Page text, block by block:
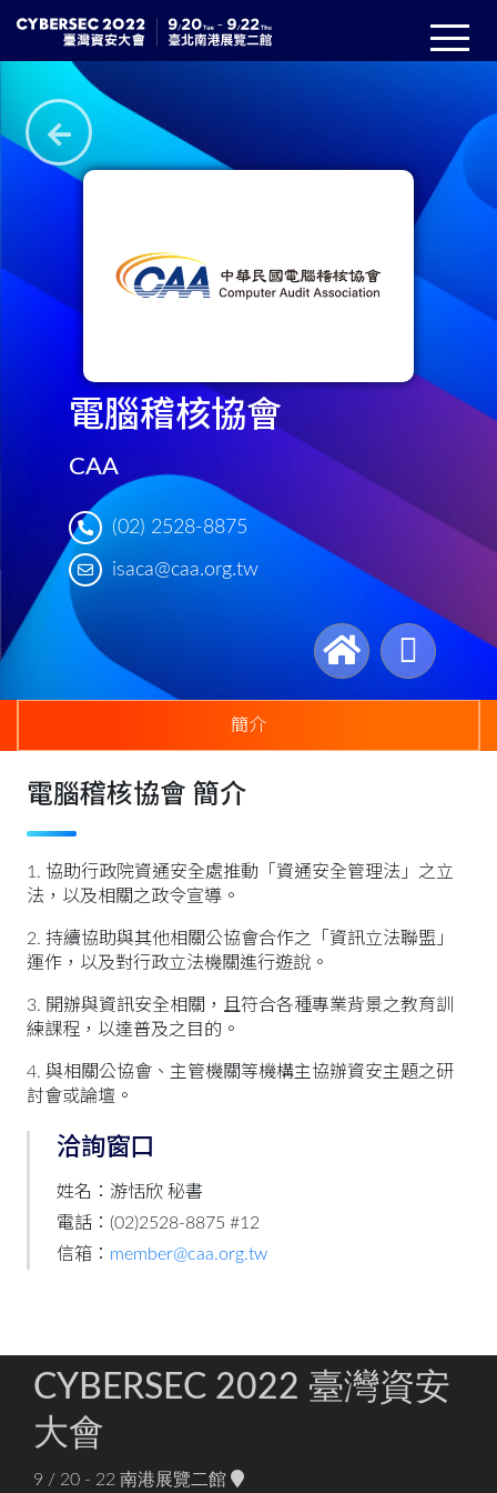
電腦稽核協會
CAA
(02) 2528-8875
isaca@caa.org.tw
簡介
電腦稽核協會 簡介
1. 協助行政院資通安全處推動「資通安全管理法」之立
法，以及相關之政令宣導。
2. 持續協助與其他相關公協會合作之「資訊立法聯盟」
運作，以及對行政立法機關進行遊說。
3. 開辦與資訊安全相關，且符合各種專業背景之教育訓
練課程，以達普及之目的。
4. 與相關公協會、主管機關等機構主協辦資安主題之研
討會或論壇。
洽詢窗口
姓名：游恬欣 秘書
電話：(02)2528-8875 #12
信箱： member@caa.org.tw
CYBERSEC 2022 臺灣資安
大會
9 / 20 - 22 南港展覽二館